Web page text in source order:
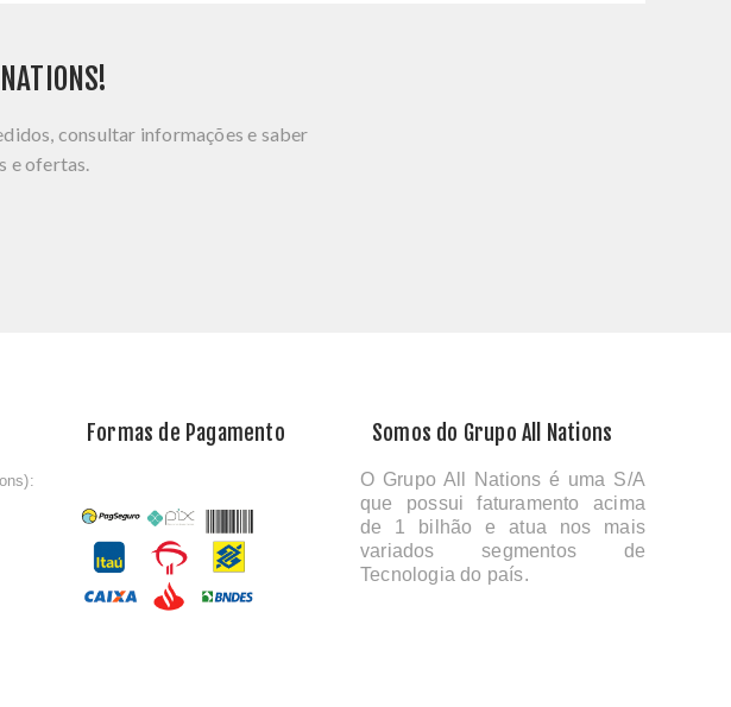
consultar informações e saber
e ofertas.
Formas de Pagamento Somos do Grupo All Nations
O Grupo All Nations é uma S/A
que possui faturamento acima
de 1 bilhão e atua nos mais
variados segmentos de
Tecnologia do país.